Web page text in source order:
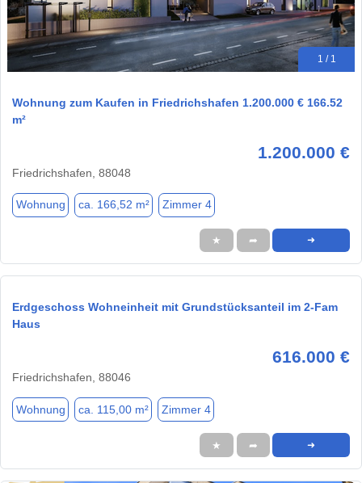
1 / 1
Wohnung zum Kaufen in Friedrichshafen 1.200.000 € 166.52
m²
1.200.000 €
Friedrichshafen, 88048
Wohnung ca. 166,52 m² Zimmer 4
★ ➦ ➜
Erdgeschoss Wohneinheit mit Grundstücksanteil im 2-Fam
Haus
616.000 €
Friedrichshafen, 88046
Wohnung ca. 115,00 m² Zimmer 4
★ ➦ ➜